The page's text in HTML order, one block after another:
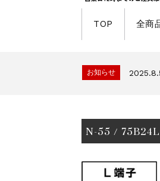
TOP 全商
お知らせ
N-55 /